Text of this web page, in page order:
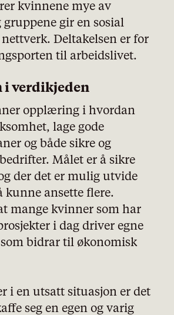
kvinnene mye av
gruppene gir en sosial
Deltakelsen er for
til arbeidslivet.
i verdikjeden
opplæring i hvordan
lage gode
og både sikre og
Målet er å sikre
der det er mulig utvide
kunne ansette flere.
mange kvinner som har
i dag driver egne
bidrar til økonomisk
i en utsatt situasjon er det
seg en egen og varig